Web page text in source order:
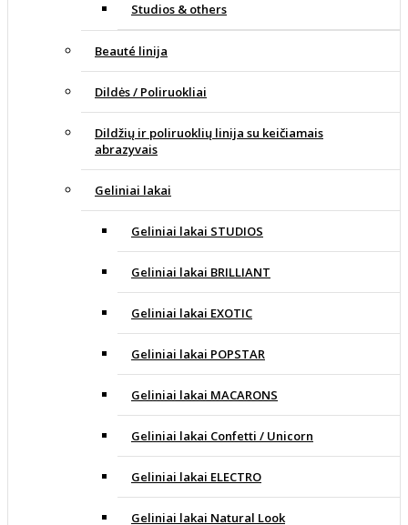
Studios & others
Beauté linija
Dildės / Poliruokliai
Dildžių ir poliruoklių linija su keičiamais
abrazyvais
Geliniai lakai
Geliniai lakai STUDIOS
Geliniai lakai BRILLIANT
Geliniai lakai EXOTIC
Geliniai lakai POPSTAR
Geliniai lakai MACARONS
Geliniai lakai Confetti / Unicorn
Geliniai lakai ELECTRO
Geliniai lakai Natural Look